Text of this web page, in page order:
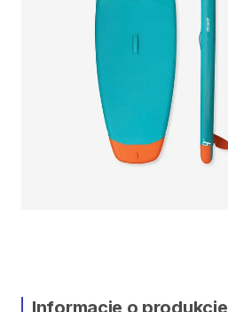
Informacje o produkcie